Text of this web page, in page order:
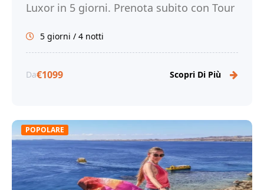
Luxor in 5 giorni. Prenota subito con Tour
5 giorni / 4 notti
Da€1099 Scopri Di Più
POPOLARE